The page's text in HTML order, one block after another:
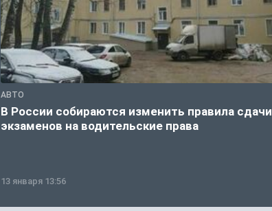
АВТО
В России собираются изменить правила сдачи
экзаменов на водительские права
13 января 13:56